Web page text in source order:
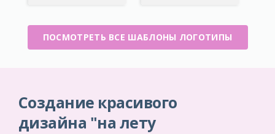
ПОСМОТРЕТЬ ВСЕ ШАБЛОНЫ ЛОГОТИПЫ
Создание красивого
дизайна "на лету